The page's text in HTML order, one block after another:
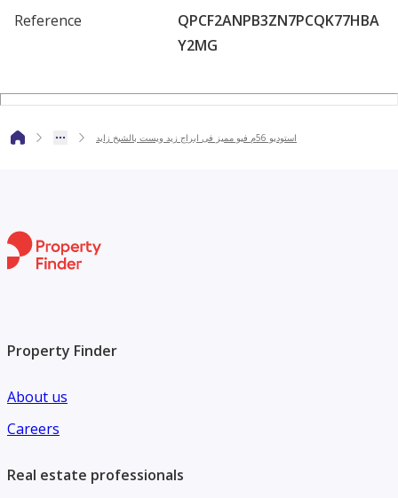
الاستراتيجي بالقرب من الحديقة المركزية بالشيخ زايد، وهايبر وان،
-------
Reference
QPCF2ANPB3ZN7PCQK77HBA
Y2MG
استوديو 56م فيو مميز فى ابراج زيد ويست بالشيخ زايد
Property Finder
About us
Careers
Real estate professionals